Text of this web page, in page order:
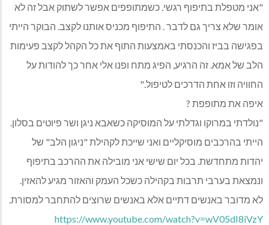
"אני מטפלת בתיפוף רגשי. כשמתופפים אפשר לשתוק אבל זה לא
אומר שלא צריך גם לדבר . התיפוף מכניס אותנו לקצב. הבוקר הייתי
בפגישה בביז והכנסתי באמצעות התוף את כל הקהל לקצב פעימות
הלב של אמא. זה הרגיע, הפיג מתח ופנו אלי אחר כך להודות על
החוויה וזו אחת הדרכים לטיפול."
איפה את מתופפת ?
"נולדתי במרוקו וגדלתי על המוסיקה כשאבא ניגן ושר פיוטים בסלון.
הייתי בהרכבים מוסיקליים ואני שייכת לקהילת "ניגון הלב" של
יהדות מתחדשת. בכל יום שישי אני מובילה את ההרכב בתיפוף
ונמצאת בערבי תרבות בקהילה כשכל העמק והאזור מגיע להאזין.
לא מדובר באנשים דתיים אלא באנשים שרוצים להתחבר למסורת.
https://www.youtube.com/watch?v=wV05dI8iVzY